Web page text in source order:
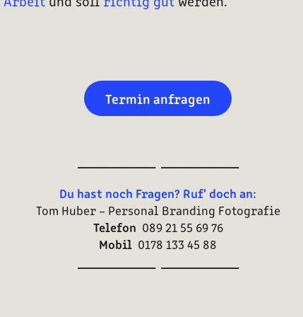
Termin anfragen
Du hast noch Fragen? Ruf' doch an:
Tom Huber – Personal Branding Fotografie
Telefon 089 21 55 69 76
Mobil 0178 133 45 88